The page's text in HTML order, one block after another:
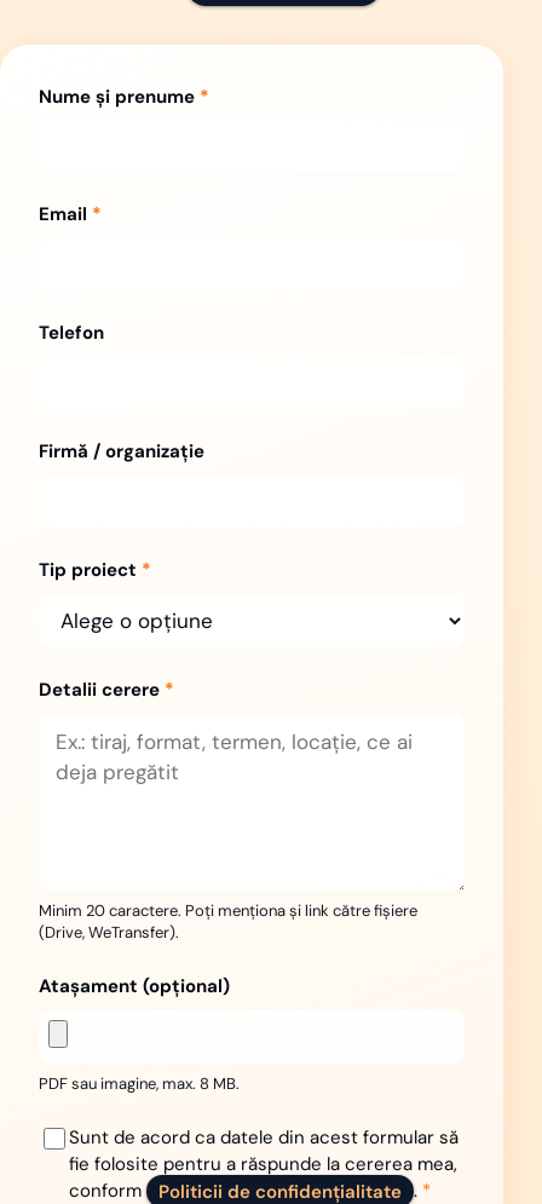
Website
Nume și prenume *
Email *
Telefon
Firmă / organizație
Tip proiect *
Detalii cerere *
Minim 20 caractere. Poți menționa și link către fișiere
(Drive, WeTransfer).
Atașament (opțional)
PDF sau imagine, max. 8 MB.
Sunt de acord ca datele din acest formular să
fie folosite pentru a răspunde la cererea mea,
conform Politicii de confidențialitate . *